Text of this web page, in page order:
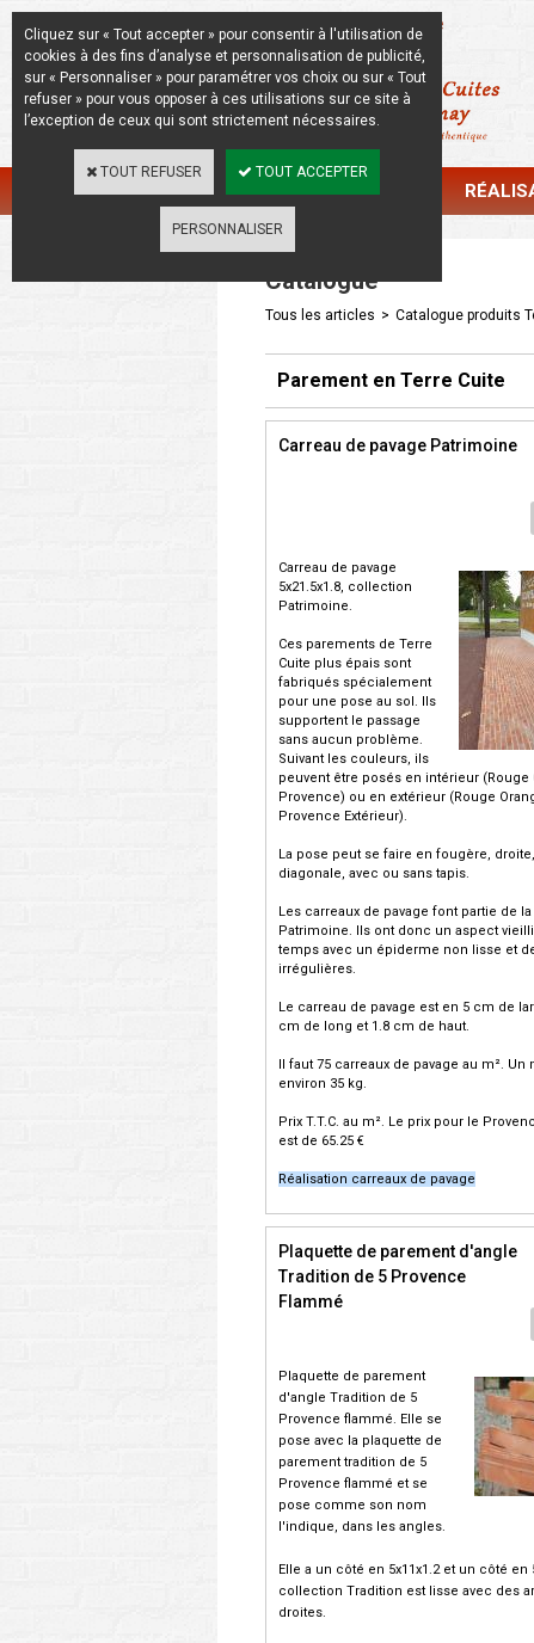
La Beauté de l'Authentique
CATALOGUE
Catalogue
Tous les articles > Catalogue produits
Parement en Terre Cuite
Carreau de pavage Patrimoine
Carreau de pavage
5x21.5x1.8, collection
Patrimoine.
Ces parements de Terre
Cuite plus épais sont
fabriqués spécialement
pour une pose au sol. Ils
supportent le passage
sans aucun problème.
Suivant les couleurs, ils
peuvent être posés en intérieur (Rouge
Provence) ou en extérieur (Rouge
Provence Extérieur).
La pose peut se faire en fougère,
diagonale, avec ou sans tapis.
Les carreaux de pavage font partie de
Patrimoine. Ils ont donc un aspect
temps avec un épiderme non lisse et
irrégulières.
Le carreau de pavage est en 5 cm de
cm de long et 1.8 cm de haut.
Il faut 75 carreaux de pavage au m². Un
environ 35 kg.
Prix T.T.C. au m². Le prix pour le
est de 65.25 €
Réalisation carreaux de pavage
Plaquette de parement d'angle
Tradition de 5 Provence
Flammé
Plaquette de parement
d'angle Tradition de 5
Provence flammé. Elle se
pose avec la plaquette de
parement tradition de 5
Provence flammé et se
pose comme son nom
l'indique, dans les angles.
Elle a un côté en 5x11x1.2 et un côté en
collection Tradition est lisse avec des
droites.
Cliquez sur « Tout accepter » pour consentir à l'utilisation de
cookies à des fins d’analyse et personnalisation de publicité,
sur « Personnaliser » pour paramétrer vos choix ou sur « Tout
refuser » pour vous opposer à ces utilisations sur ce site à
l’exception de ceux qui sont strictement nécessaires.
TOUT REFUSER TOUT ACCEPTER
PERSONNALISER